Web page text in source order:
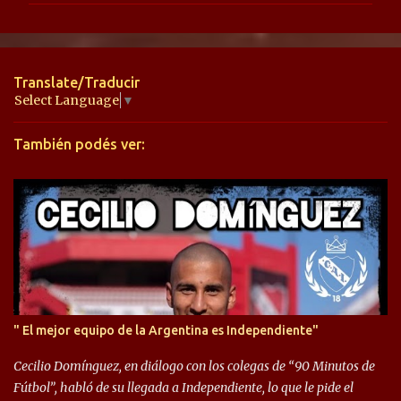
n
a
r
i
s
Translate/Traducir
Select Language ▼
También podés ver:
" El mejor equipo de la Argentina es Independiente"
Cecilio Domínguez, en diálogo con los colegas de “90 Minutos de
Fútbol”, habló de su llegada a Independiente, lo que le pide el